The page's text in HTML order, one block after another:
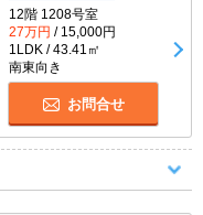
12階 1208号室
27万円 / 15,000円
1LDK / 43.41㎡
南東向き
お問合せ